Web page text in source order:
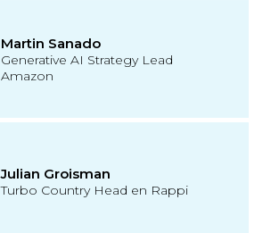
Martin Sanado
Generative AI Strategy Lead
Amazon
Julian Groisman
Turbo Country Head en Rappi